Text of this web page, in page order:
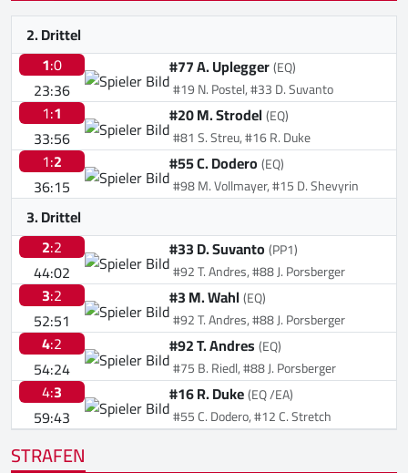
2. Drittel
1:0
23:36
#77 A. Uplegger(EQ)
#19 N. Postel, #33 D. Suvanto
1:1
33:56
#20 M. Strodel(EQ)
#81 S. Streu, #16 R. Duke
1:2
36:15
#55 C. Dodero(EQ)
#98 M. Vollmayer, #15 D. Shevyrin
3. Drittel
2:2
44:02
#33 D. Suvanto(PP1)
#92 T. Andres, #88 J. Porsberger
3:2
52:51
#3 M. Wahl(EQ)
#92 T. Andres, #88 J. Porsberger
4:2
54:24
#92 T. Andres(EQ)
#75 B. Riedl, #88 J. Porsberger
4:3
59:43
#16 R. Duke(EQ /EA)
#55 C. Dodero, #12 C. Stretch
STRAFEN